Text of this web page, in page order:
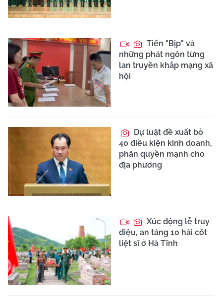
Tiến "Bịp" và
những phát ngôn từng
lan truyền khắp mạng xã
hội
Dự luật đề xuất bỏ
40 điều kiện kinh doanh,
phân quyền mạnh cho
địa phương
Xúc động lễ truy
điệu, an táng 10 hài cốt
liệt sĩ ở Hà Tĩnh